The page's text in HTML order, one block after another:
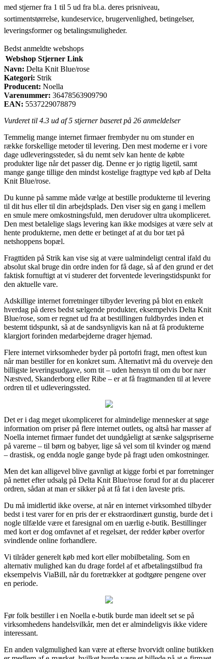
med stjerner fra 1 til 5 ud fra bl.a. deres prisniveau,
sortimentstørrelse, kundeservice, brugervenlighed, betingelser,
leveringsformer og betalingsmuligheder.
Bedst anmeldte webshops
Webshop Stjerner Link
Navn: Delta Knit Blue/rose
Kategori: Strik
Producent: Noella
Varenummer: 36478563909790
EAN: 5537229078879
Vurderet til 4.3 ud af 5 stjerner baseret på 26 anmeldelser
Temmelig mange internet firmaer frembyder nu om stunder en
række forskellige metoder til levering. Den mest moderne er i vore
dage udleveringssteder, så du nemt selv kan hente de købte
produkter lige når det passer dig. Denne er jo rigtig ligetil, samt
mange gange tillige den mindst kostelige fragttype ved køb af Delta
Knit Blue/rose.
Du kunne på samme måde vælge at bestille produkterne til levering
til dit hus eller til din arbejdsplads. Den viser sig en gang i mellem
en smule mere omkostningsfuld, men derudover ultra ukompliceret.
Den mest betalelige slags levering kan ikke modsiges at være selv at
hente produkterne, men dette er betinget af at du bor tæt på
netshoppens bopæl.
Fragttiden på Strik kan vise sig at være ualmindeligt central ifald du
absolut skal bruge din ordre inden for få dage, så af den grund er det
faktisk fornuftigt at vi studerer det forventede leveringstidspunkt for
den aktuelle vare.
Adskillige internet forretninger tilbyder levering på blot en enkelt
hverdag på deres bedst sælgende produkter, eksempelvis Delta Knit
Blue/rose, som er regnet ud fra at bestillingen fuldbyrdes inden et
bestemt tidspunkt, så at de sandsynligvis kan nå at få produkterne
klargjort forinden medarbejderne drager hjemad.
Flere internet virksomheder byder på portofri fragt, men oftest kun
når man bestiller for en konkret sum. Alternativt må du overveje den
billigste leveringsudgave, som tit – uden hensyn til om du bor nær
Næstved, Skanderborg eller Ribe – er at få fragtmanden til at levere
ordren til et udleveringssted.
Det er i dag meget ukompliceret for almindelige mennesker at søge
information om priser på flere internet outlets, og altså har masser af
Noella internet firmaer fundet det uundgåeligt at sænke salgspriserne
på varerne – til børn og babyer, lige så vel som til kvinder og mænd
– drastisk, og endda nogle gange byde på fragt uden omkostninger.
Men det kan alligevel blive gavnligt at kigge forbi et par forretninger
på nettet efter udsalg på Delta Knit Blue/rose forud for at du placerer
ordren, sådan at man er sikker på at få fat i den laveste pris.
Du må imidlertid ikke overse, at når en internet virksomhed tilbyder
bedst i test varer for en pris der er ekstraordinært gunstig, burde det i
nogle tilfælde være et faresignal om en uærlig e-butik. Bestillinger
med kort er dog omfavnet af et regelsæt, der redder køber overfor
svindlende online forhandlere.
Vi tilråder generelt køb med kort eller mobilbetaling. Som en
alternativ mulighed kan du drage fordel af et afbetalingstilbud fra
eksempelvis ViaBill, når du foretrækker at godtgøre pengene over
en periode.
Før folk bestiller i en Noella e-butik burde man ideelt set se på
virksomhedens handelsvilkår, men det er almindeligvis ikke videre
interessant.
En anden valgmulighed kan være at efterse hvorvidt online butikken